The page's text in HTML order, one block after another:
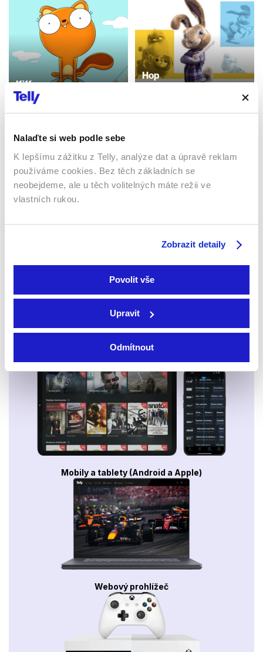
Nalaďte si web podle sebe
K lepšímu zážitku z Telly, analýze dat a úpravě reklam
používáme cookies. Bez těch základních se
neobejdeme, ale u těch volitelných máte režii ve
vlastních rukou.
Zobrazit detaily
Povolit vše
Upravit
Odmítnout
Kiff
30 min
Filmy / Seriály / Animované
Hop
Filmy / Komedie / Animované
Sledujte kdekoliv až na 6 zařízeních
Sledovat internetovou televizi jde odkudkoliv
po celé EU, a to až na 6 zařízeních.
Smart TV - Android, Google, Samsung, LG, VIDAA
Mobily a tablety (Android a Apple)
Webový prohlížeč